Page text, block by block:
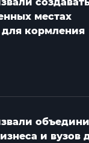
местах
кормления
и вузов